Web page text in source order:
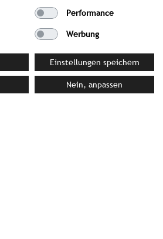
Performance
Werbung
Einstellungen speichern
Nein, anpassen